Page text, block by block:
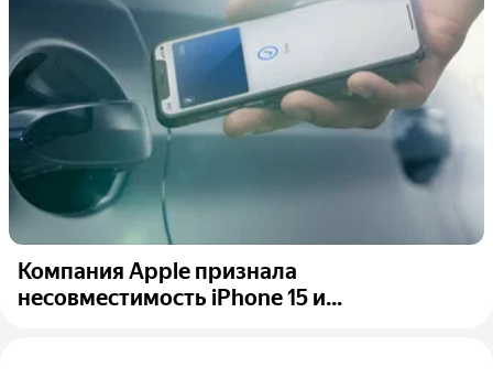
Компания Apple признала
несовместимость iPhone 15 и...